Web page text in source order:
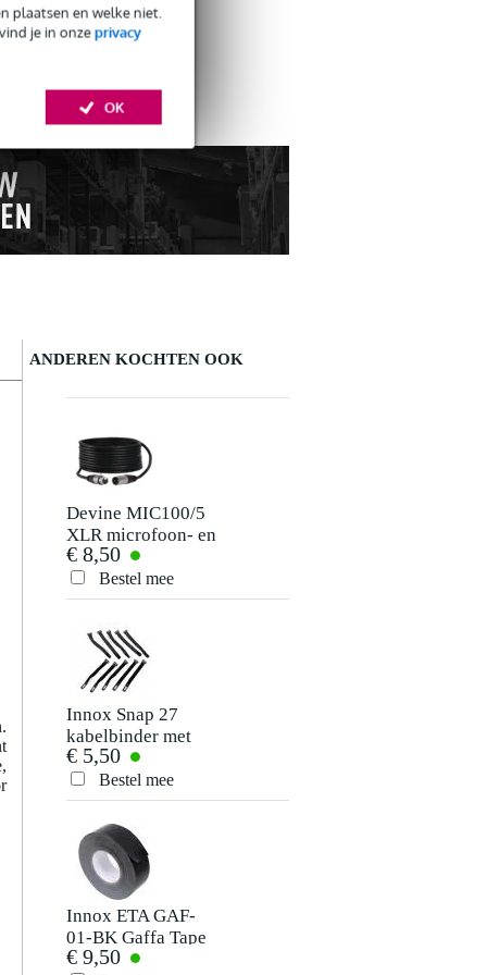
plaatsen en welke niet.
je in onzeprivacy
OK
je past?
ANDEREN KOCHTEN OOK
Devine MIC100/5
XLR microfoon- en
signaalkabel 5
meter
€ 8,50
Bestel mee
Innox Snap 27
kabelbinder met
klittenband smal
zwart (10 stuks)
€ 5,50
Bestel mee
Innox ETA GAF-
01-BK Gaffa Tape
50 mm x 50 m
€ 9,50